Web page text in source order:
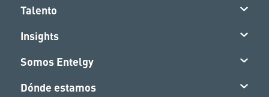
Talento
Insights
Somos Entelgy
Dónde estamos